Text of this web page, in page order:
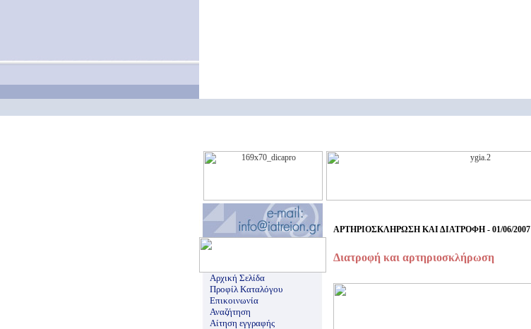
Αρχική Σελίδα
Προφίλ Καταλόγου
Επικοινωνία
Αναζήτηση
Αίτηση εγγραφής
ΑΡΤΗΡΙΟΣΚΛΗΡΩΣΗ ΚΑΙ ΔΙΑΤΡΟΦΗ - 01/06/2007
Διατροφή και αρτηριοσκλήρωση